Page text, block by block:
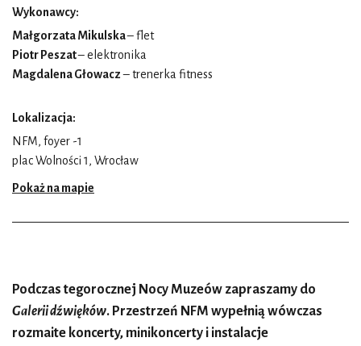
Wykonawcy:
Małgorzata Mikulska– flet
Piotr Peszat– elektronika
Magdalena Głowacz– trenerka fitness
Lokalizacja:
NFM, foyer -1
plac Wolności 1, Wrocław
Pokaż na mapie
Podczas tegorocznej Nocy Muzeów zapraszamy do
Galerii dźwięków. Przestrzeń NFM wypełnią wówczas
rozmaite koncerty, minikoncerty i instalacje